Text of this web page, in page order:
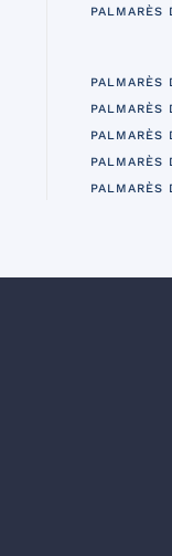
PALMARÈS
PALMARÈS
PALMARÈS
PALMARÈS
PALMARÈS
PALMARÈS